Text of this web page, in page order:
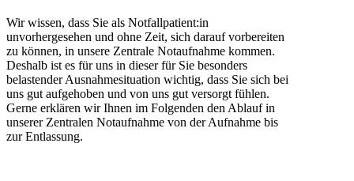
Wir wissen, dass Sie als Notfallpatient:in
unvorhergesehen und ohne Zeit, sich darauf vorbereiten
zu können, in unsere Zentrale Notaufnahme kommen.
Deshalb ist es für uns in dieser für Sie besonders
belastender Ausnahmesituation wichtig, dass Sie sich bei
uns gut aufgehoben und von uns gut versorgt fühlen.
Gerne erklären wir Ihnen im Folgenden den Ablauf in
unserer Zentralen Notaufnahme von der Aufnahme bis
zur Entlassung.